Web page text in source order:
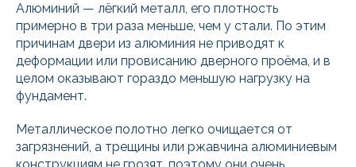
Алюминий — лёгкий металл, его плотность
примерно в три раза меньше, чем у стали. По этим
причинам двери из алюминия не приводят к
деформации или провисанию дверного проёма, и в
целом оказывают гораздо меньшую нагрузку на
фундамент.
Металлическое полотно легко очищается от
загрязнений, а трещины или ржавчина алюминиевым